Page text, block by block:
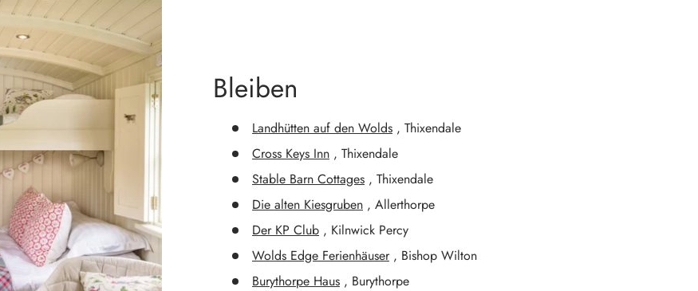
Bleiben
Landhütten auf den Wolds , Thixendale
Cross Keys Inn , Thixendale
Stable Barn Cottages , Thixendale
Die alten Kiesgruben , Allerthorpe
Der KP Club , Kilnwick Percy
Wolds Edge Ferienhäuser, Bishop Wilton
Burythorpe Haus , Burythorpe